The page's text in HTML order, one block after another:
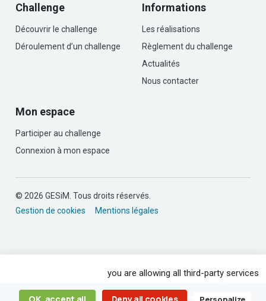
Challenge
Découvrir le challenge
Déroulement d’un challenge
Informations
Les réalisations
Règlement du challenge
Actualités
Nous contacter
Mon espace
Participer au challenge
Connexion à mon espace
© 2026 GESiM. Tous droits réservés.
Gestion de cookies
Mentions légales
you are allowing all third-party services